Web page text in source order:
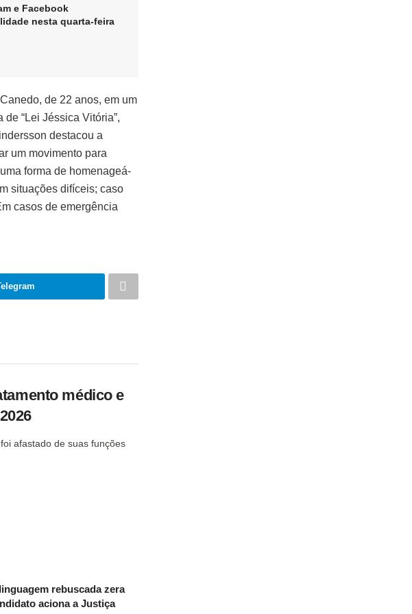
e Facebook
nesta quarta-feira
de 22 anos, em um
“Lei Jéssica Vitória”,
destacou a
um movimento para
forma de homenageá-
situações difíceis; caso
casos de emergência
médico e
afastado de suas funções
rebuscada zera
aciona a Justiça